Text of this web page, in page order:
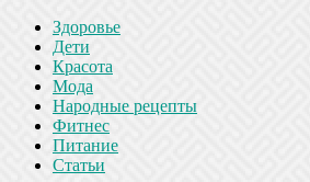
Здоровье
Дети
Красота
Мода
Народные рецепты
Фитнес
Питание
Статьи